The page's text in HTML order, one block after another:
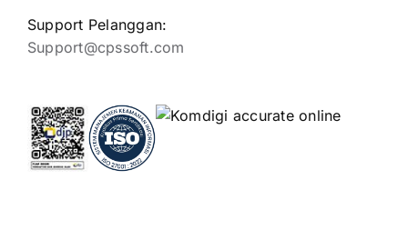
Support Pelanggan:
Support@cpssoft.com